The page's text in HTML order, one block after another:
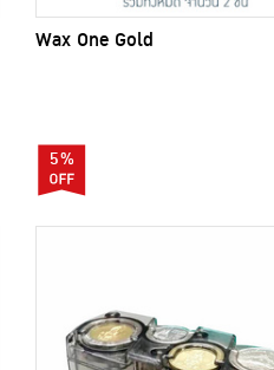
Wax One Gold
5%